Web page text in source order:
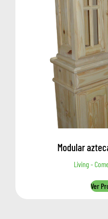
Modular
Living -
Ver